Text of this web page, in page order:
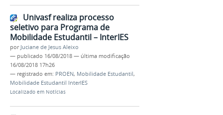
Univasf realiza processo
seletivo para Programa de
Mobilidade Estudantil – InterIES
por Juciane de Jesus Aleixo
— publicado 16/08/2018 — última modificação
16/08/2018 17h26
— registrado em: PROEN, Mobilidade Estudantil,
Mobilidade Estudantil InterIES
Localizado em Notícias